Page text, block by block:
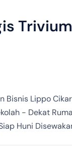
Lippo
- Dekat
Huni